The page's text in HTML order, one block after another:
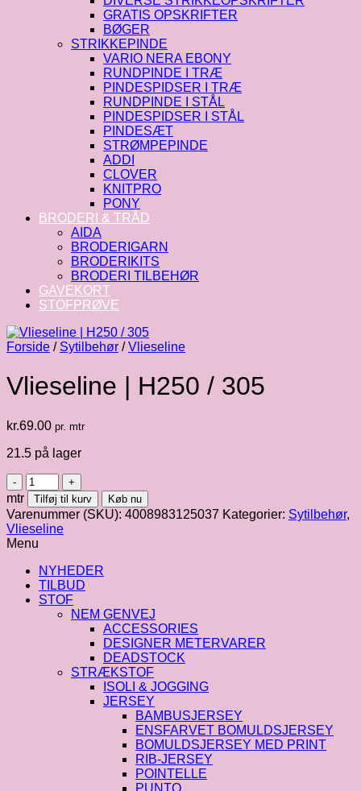
GRATIS OPSKRIFTER
BØGER
STRIKKEPINDE
VARIO NERA EBONY
RUNDPINDE I TRÆ
PINDESPIDSER I TRÆ
RUNDPINDE I STÅL
PINDESPIDSER I STÅL
PINDESÆT
STRØMPEPINDE
ADDI
CLOVER
KNITPRO
PONY
BRODERI & TRÅD
AIDA
BRODERIGARN
BRODERIKITS
BRODERI TILBEHØR
GAVEKORT
STOFPRØVE
Forside / Sytilbehør / Vlieseline
Vlieseline | H250 / 305
kr.69.00 pr. mtr
21.5 på lager
Vlieseline
|
H250
/
305
antal
mtr Tilføj til kurv Køb nu
Varenummer (SKU): 4008983125037 Kategorier: Sytilbehør,
Vlieseline
Menu
NYHEDER
TILBUD
STOF
NEM GENVEJ
ACCESSORIES
DESIGNER METERVARER
DEADSTOCK
STRÆKSTOF
ISOLI & JOGGING
JERSEY
BAMBUSJERSEY
ENSFARVET BOMULDSJERSEY
BOMULDSJERSEY MED PRINT
RIB-JERSEY
POINTELLE
PUNTO